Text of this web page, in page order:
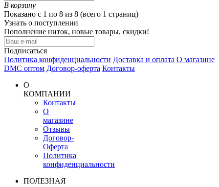
В корзину
Показано с 1 по 8 из 8 (всего 1 страниц)
Узнать о поступлении
Пополнение ниток, новые товары, скидки!
Подписаться
Политика конфиденциальности Доставка и оплата О магазине
DMC оптом Договор-оферта Контакты
О
КОМПАНИИ
Контакты
О
магазине
Отзывы
Договор-
Оферта
Политика
конфиденциальности
ПОЛЕЗНАЯ